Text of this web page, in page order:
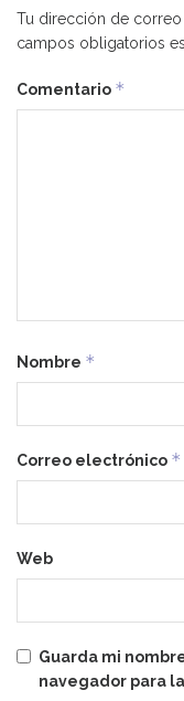
Tu dirección de
campos obligatorios
Comentario *
Nombre *
Correo electrónico *
Web
Guarda mi
navegador para